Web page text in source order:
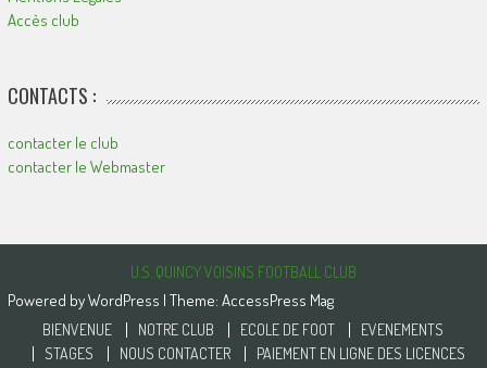
Accès club
CONTACTS :
contacter le club
contacter le Webmaster
U.S. QUINCY VOISINS FOOTBALL CLUB
Powered byWordPress | Theme: AccessPress Mag
BIENVENUE NOTRE CLUB ECOLE DE FOOT
EVENEMENTS
STAGES
NOUS CONTACTER PAIEMENT EN LIGNE DES LICENCES